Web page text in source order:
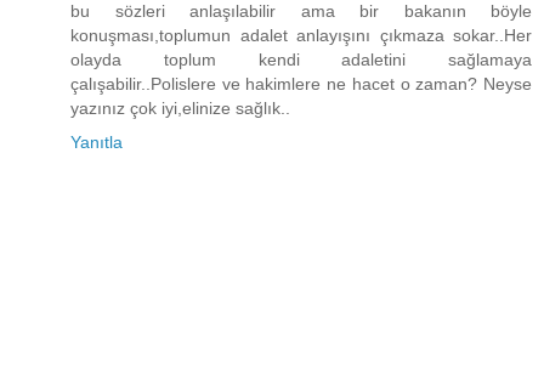
bu sözleri anlaşılabilir ama bir bakanın böyle
konuşması,toplumun adalet anlayışını çıkmaza sokar..Her
olayda toplum kendi adaletini sağlamaya
çalışabilir..Polislere ve hakimlere ne hacet o zaman? Neyse
yazınız çok iyi,elinize sağlık..
Yanıtla